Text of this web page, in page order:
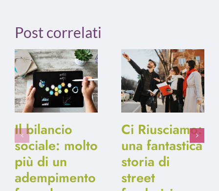
Post correlati
Il bilancio
sociale: molto
più di un
adempimento
Ci Riusciamo:
una fantastica
storia di
street